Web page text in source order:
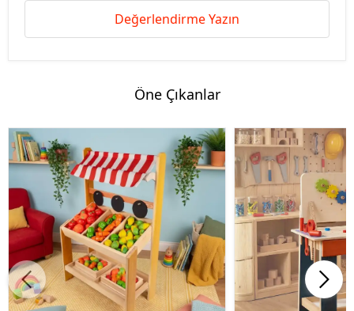
Değerlendirme Yazın
Öne Çıkanlar